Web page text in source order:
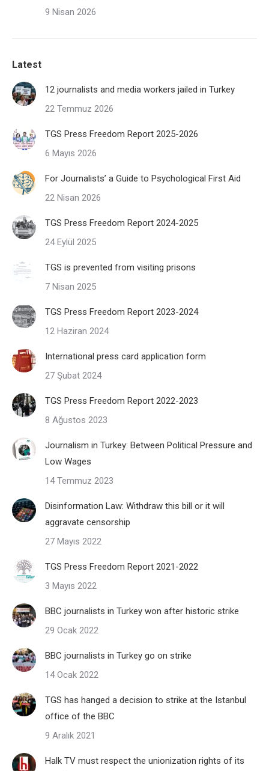
9 Nisan 2026
Latest
12 journalists and media workers jailed in Turkey
22 Temmuz 2026
TGS Press Freedom Report 2025-2026
6 Mayıs 2026
For Journalists’ a Guide to Psychological First Aid
22 Nisan 2026
TGS Press Freedom Report 2024-2025
24 Eylül 2025
TGS is prevented from visiting prisons
7 Nisan 2025
TGS Press Freedom Report 2023-2024
12 Haziran 2024
International press card application form
27 Şubat 2024
TGS Press Freedom Report 2022-2023
8 Ağustos 2023
Journalism in Turkey: Between Political Pressure and
Low Wages
14 Temmuz 2023
Disinformation Law: Withdraw this bill or it will
aggravate censorship
27 Mayıs 2022
TGS Press Freedom Report 2021-2022
3 Mayıs 2022
BBC journalists in Turkey won after historic strike
29 Ocak 2022
BBC journalists in Turkey go on strike
14 Ocak 2022
TGS has hanged a decision to strike at the Istanbul
office of the BBC
9 Aralık 2021
Halk TV must respect the unionization rights of its